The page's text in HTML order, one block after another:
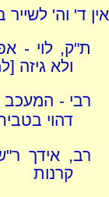
אין ד' וה' לשייר
ת"ק, לוי -
ולא גיזה
רבי -
דהוי
רב, אידך
קרנות